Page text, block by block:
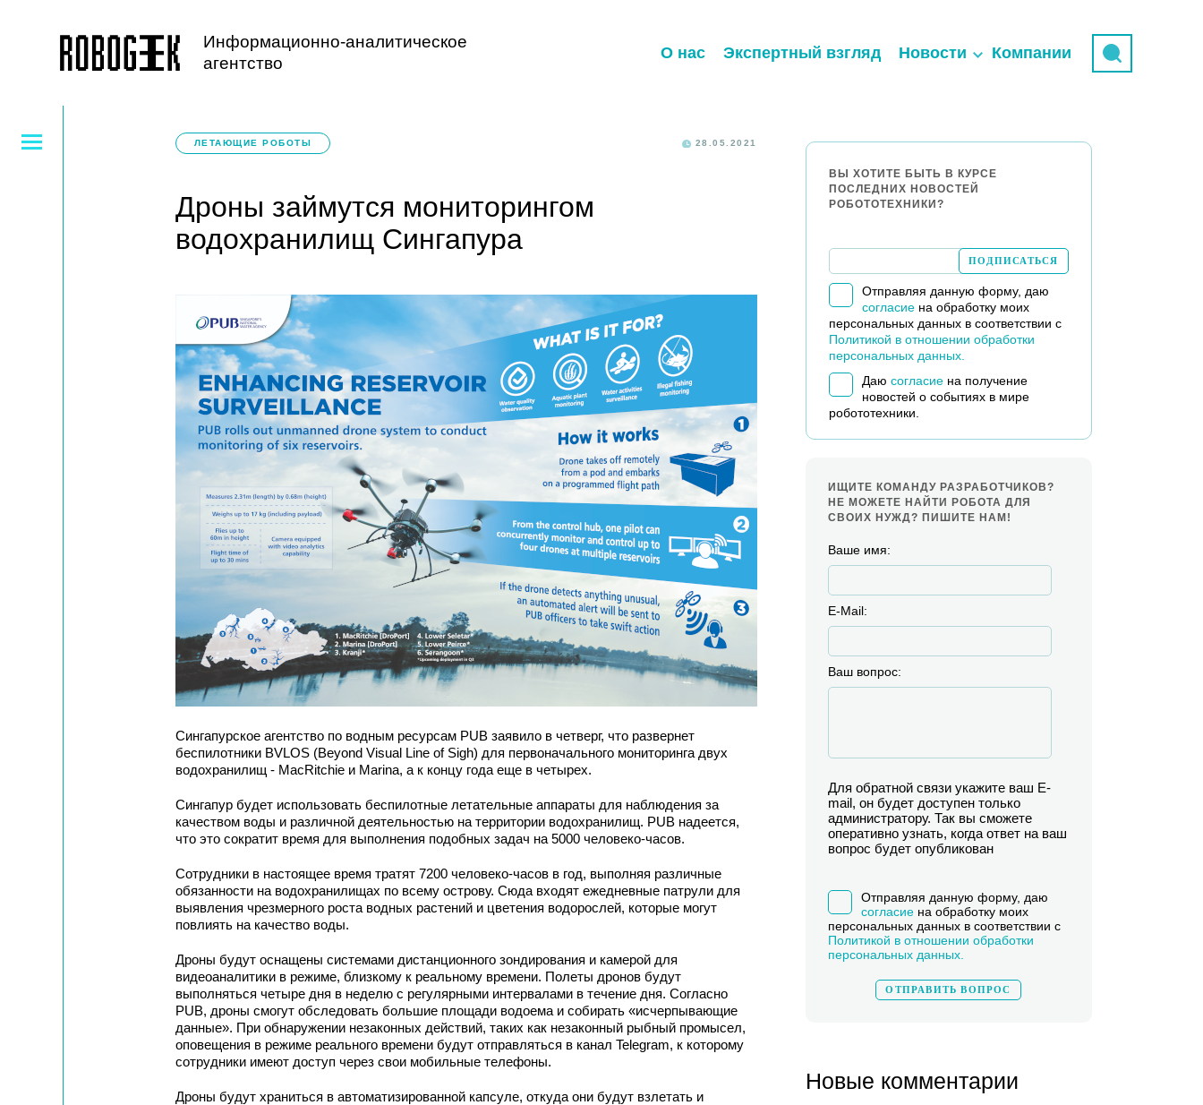
Информационно-аналитическое
агентство
О нас Экспертный взгляд Новости Компании
ЛЕТАЮЩИЕ РОБОТЫ 28.05.2021
Дроны займутся мониторингом
водохранилищ Сингапура
Сингапурское агентство по водным ресурсам PUB заявило в четверг, что развернет
беспилотники BVLOS (Beyond Visual Line of Sigh) для первоначального мониторинга двух
водохранилищ - MacRitchie и Marina, а к концу года еще в четырех.
Сингапур будет использовать беспилотные летательные аппараты для наблюдения за
качеством воды и различной деятельностью на территории водохранилищ. PUB надеется,
что это сократит время для выполнения подобных задач на 5000 человеко-часов.
Сотрудники в настоящее время тратят 7200 человеко-часов в год, выполняя различные
обязанности на водохранилищах по всему острову. Сюда входят ежедневные патрули для
выявления чрезмерного роста водных растений и цветения водорослей, которые могут
повлиять на качество воды.
Дроны будут оснащены системами дистанционного зондирования и камерой для
видеоаналитики в режиме, близкому к реальному времени. Полеты дронов будут
выполняться четыре дня в неделю с регулярными интервалами в течение дня. Согласно
PUB, дроны смогут обследовать большие площади водоема и собирать «исчерпывающие
данные». При обнаружении незаконных действий, таких как незаконный рыбный промысел,
оповещения в режиме реального времени будут отправляться в канал Telegram, к которому
сотрудники имеют доступ через свои мобильные телефоны.
Дроны будут храниться в автоматизированной капсуле, откуда они будут взлетать и
ВЫ ХОТИТЕ БЫТЬ В КУРСЕ
ПОСЛЕДНИХ НОВОСТЕЙ
РОБОТОТЕХНИКИ?
Отправляя данную форму, даю
согласиена обработку моих
персональных данных в соответствии с
Политикой в отношении обработки
персональных данных.
Даю согласиена получение
новостей о событиях в мире
робототехники.
ИЩИТЕ КОМАНДУ РАЗРАБОТЧИКОВ?
НЕ МОЖЕТЕ НАЙТИ РОБОТА ДЛЯ
СВОИХ НУЖД? ПИШИТЕ НАМ!
Ваше имя:
E-Mail:
Ваш вопрос:
Для обратной связи укажите ваш E-
mail, он будет доступен только
администратору. Так вы сможете
оперативно узнать, когда ответ на ваш
вопрос будет опубликован
Отправляя данную форму, даю
согласиена обработку моих
персональных данных в соответствии с
Политикой в отношении обработки
персональных данных.
Новые комментарии